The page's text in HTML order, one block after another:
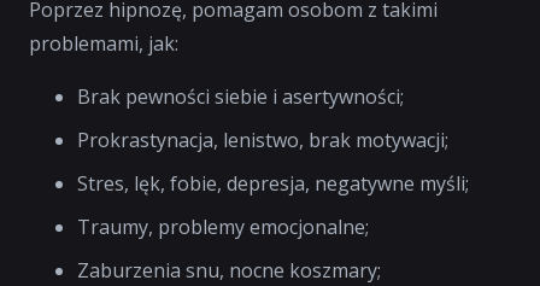
Poprzez hipnozę, pomagam osobom z takimi
problemami, jak:
Brak pewności siebie i asertywności;
Prokrastynacja, lenistwo, brak motywacji;
Stres, lęk, fobie, depresja, negatywne myśli;
Traumy, problemy emocjonalne;
Zaburzenia snu, nocne koszmary;